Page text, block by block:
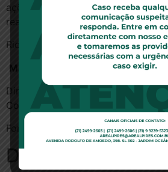
ações para prevenção e
realidade.
Rio de Janeiro, 8 de maio de 2019
Marisa Gaudio
Diretora de Mulheres da OAB/RJ e
Comissão OAB Mulher
Fonte:
Deixe um